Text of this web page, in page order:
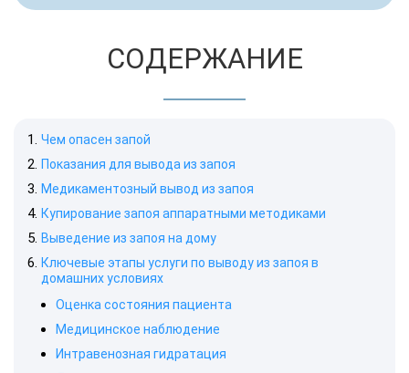
СОДЕРЖАНИЕ
Чем опасен запой
Показания для вывода из запоя
Медикаментозный вывод из запоя
Купирование запоя аппаратными методиками
Выведение из запоя на дому
Ключевые этапы услуги по выводу из запоя в
домашних условиях
Оценка состояния пациента
Медицинское наблюдение
Интравенозная гидратация